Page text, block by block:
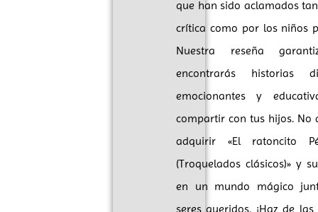
que han sido aclamados
crítica como por los niños
Nuestra reseña
encontrarás historias
emocionantes y
compartir con tus hijos. No
adquirir «El ratoncito
(Troquelados clásicos)» y
en un mundo mágico
seres queridos. ¡Haz de